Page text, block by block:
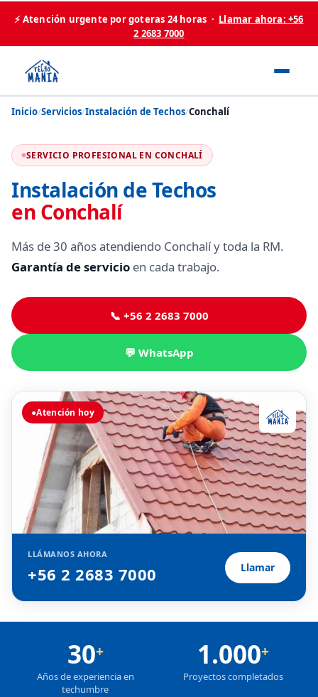
⚡ Atención urgente por goteras 24 horas · Llamar ahora: +56
2 2683 7000
Inicio/Servicios/Instalación de Techos/Conchalí
SERVICIO PROFESIONAL EN CONCHALÍ
Instalación de Techos
en Conchalí
Más de 30 años atendiendo Conchalí y toda la RM.
Garantía de servicio en cada trabajo.
📞 +56 2 2683 7000
💬 WhatsApp
●Atención hoy
LLÁMANOS AHORA
+56 2 2683 7000 Llamar
30+
Años de experiencia en
techumbre
1.000+
Proyectos completados